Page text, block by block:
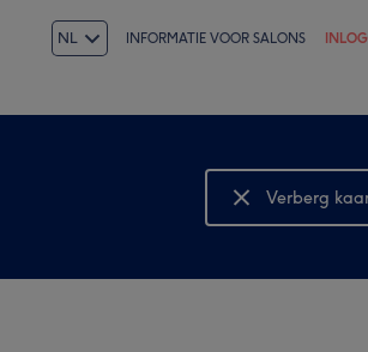
NL INFORMATIE VOOR SALONS
Verberg
Bekijk kaart